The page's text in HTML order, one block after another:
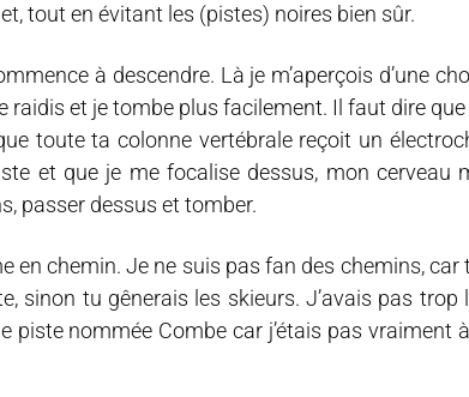
tout en évitant les (pistes) noires bien sûr.
à descendre. Là je m’aperçois d’une
raidis et je tombe plus facilement. Il faut dire
toute ta colonne vertébrale reçoit un
et que je me focalise dessus, mon cerveau
passer dessus et tomber.
chemin. Je ne suis pas fan des chemins, car
tu gênerais les skieurs. J’avais pas trop
nommée Combe car j’étais pas vraiment à